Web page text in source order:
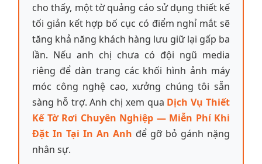
cho thấy, một tờ quảng cáo sử dụng thiết kế
tối giản kết hợp bố cục có điểm nghỉ mắt sẽ
tăng khả năng khách hàng lưu giữ lại gấp ba
lần. Nếu anh chị chưa có đội ngũ media
riêng để dàn trang các khối hình ảnh máy
móc công nghệ cao, xưởng chúng tôi sẵn
sàng hỗ trợ. Anh chị xem qua Dịch Vụ Thiết
Kế Tờ Rơi Chuyên Nghiệp — Miễn Phí Khi
Đặt In Tại In An Anh để gỡ bỏ gánh nặng
nhân sự.